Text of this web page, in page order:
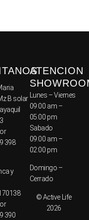
B solar
398
y
390
ATENCION
Lunes – Viernes
09:00 am –
05:00 pm
Sabado
09:00 am –
02:00 pm
Domingo –
Cerrado
© Active Life
2026